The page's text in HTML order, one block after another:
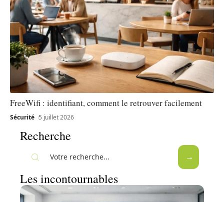
FreeWifi : identifiant, comment le retrouver facilement
Sécurité 5 juillet 2026
Recherche
Les incontournables